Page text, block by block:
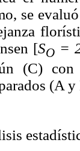
se
[SO =
(C) con
(A